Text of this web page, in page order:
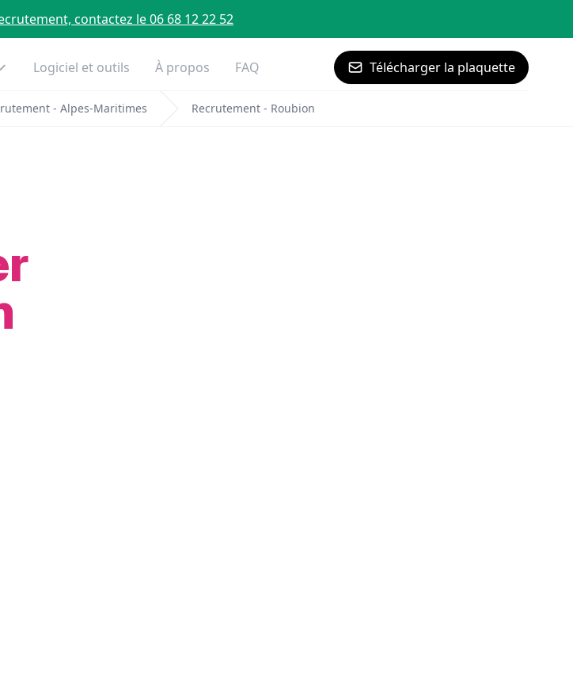
contactez le 06 68 12 22 52
Logiciel et outils À propos FAQ Télécharger la plaquette
- Alpes-Maritimes Recrutement - Roubion